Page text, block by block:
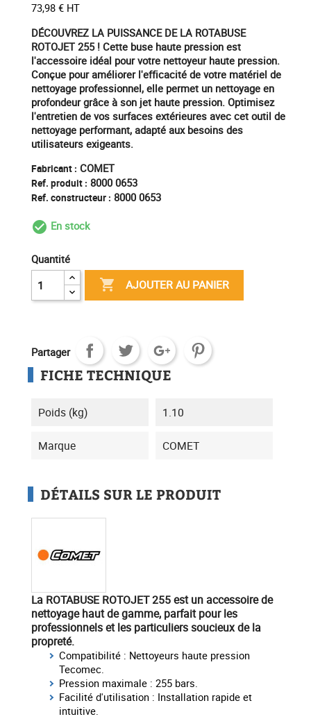
73,98 € HT
DÉCOUVREZ LA PUISSANCE DE LA ROTABUSE
ROTOJET 255 ! Cette buse haute pression est
l'accessoire idéal pour votre nettoyeur haute pression.
Conçue pour améliorer l'efficacité de votre matériel de
nettoyage professionnel, elle permet un nettoyage en
profondeur grâce à son jet haute pression. Optimisez
l'entretien de vos surfaces extérieures avec cet outil de
nettoyage performant, adapté aux besoins des
utilisateurs exigeants.
Fabricant : COMET
Ref. produit : 8000 0653
Ref. constructeur : 8000 0653
check_circle_outline
En stock
Quantité
 AJOUTER AU PANIER
Partager
FICHE TECHNIQUE
Poids (kg) 1.10
Marque COMET
DÉTAILS SUR LE PRODUIT
La ROTABUSE ROTOJET 255est un accessoire de
nettoyage haut de gamme, parfait pour les
professionnels et les particuliers soucieux de la
propreté.
Compatibilité : Nettoyeurs haute pression
Tecomec.
Pression maximale : 255 bars.
Facilité d'utilisation : Installation rapide et
intuitive.